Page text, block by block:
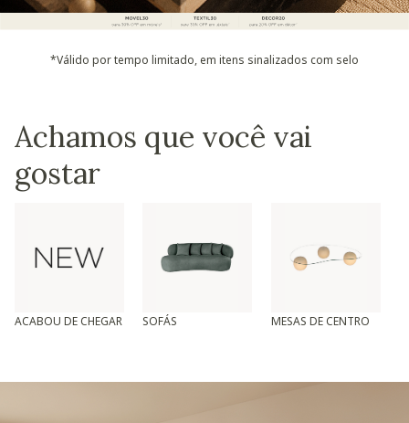
*Válido por tempo limitado, em itens sinalizados com selo
Achamos que você vai
gostar
ACABOU DE CHEGAR SOFÁS MESAS DE CENTRO